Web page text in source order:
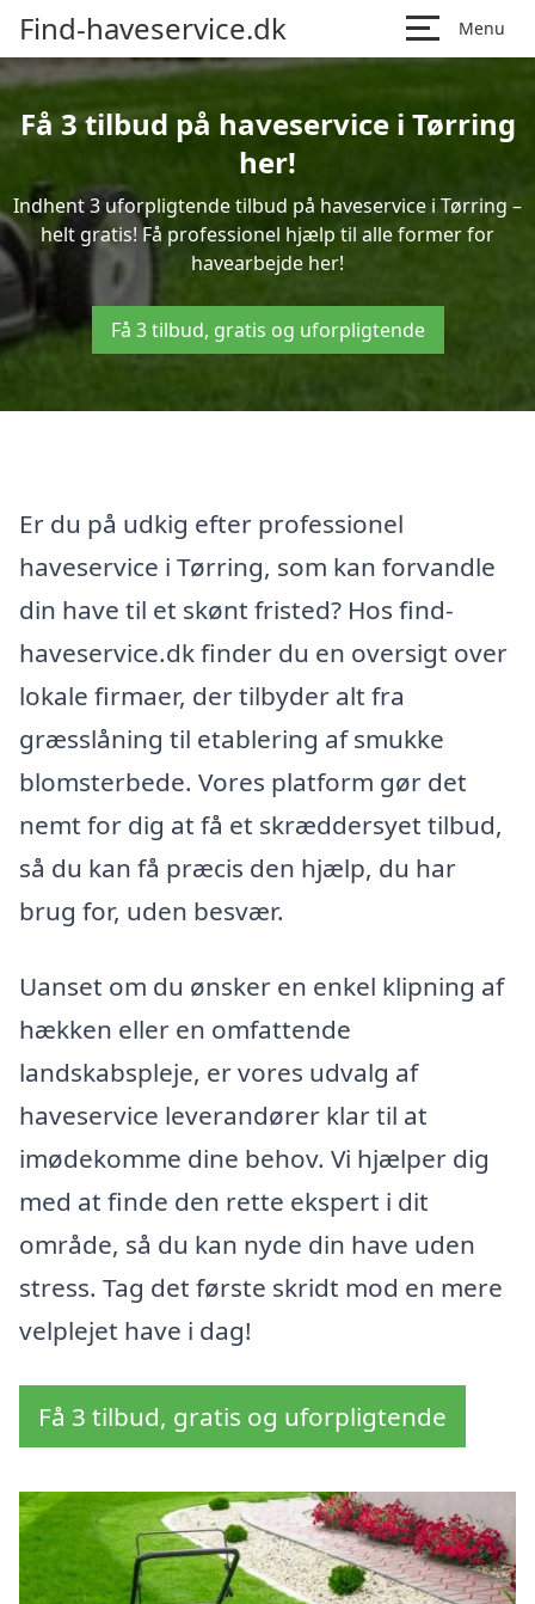
Find-haveservice.dk Menu
Få 3 tilbud på haveservice i Tørring
her!
Indhent 3 uforpligtende tilbud på haveservice i Tørring –
helt gratis! Få professionel hjælp til alle former for
havearbejde her!
Få 3 tilbud, gratis og uforpligtende
Er du på udkig efter professionel
haveservice i Tørring, som kan forvandle
din have til et skønt fristed? Hos find-
haveservice.dk finder du en oversigt over
lokale firmaer, der tilbyder alt fra
græsslåning til etablering af smukke
blomsterbede. Vores platform gør det
nemt for dig at få et skræddersyet tilbud,
så du kan få præcis den hjælp, du har
brug for, uden besvær.
Uanset om du ønsker en enkel klipning af
hækken eller en omfattende
landskabspleje, er vores udvalg af
haveservice leverandører klar til at
imødekomme dine behov. Vi hjælper dig
med at finde den rette ekspert i dit
område, så du kan nyde din have uden
stress. Tag det første skridt mod en mere
velplejet have i dag!
Få 3 tilbud, gratis og uforpligtende